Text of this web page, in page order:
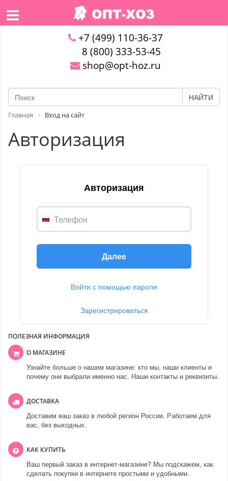
+7 (499) 110-36-37
8 (800) 333-53-45
shop@opt-hoz.ru
НАЙТИ
Главная Вход на сайт
Авторизация
Авторизация
Телефон
Далее
Войти с помощью пароля
Зарегистрироваться
ПОЛЕЗНАЯ ИНФОРМАЦИЯ
О МАГАЗИНЕ
Узнайте больше о нашем магазине: кто мы, наши клиенты и
почему они выбрали именно нас. Наши контакты и реквизиты.
ДОСТАВКА
Доставим ваш заказ в любой регион России. Работаем для
вас, без выходных.
КАК КУПИТЬ
Ваш первый заказ в интернет-магазине? Мы подскажем, как
сделать покупки в интернете простыми и удобными.